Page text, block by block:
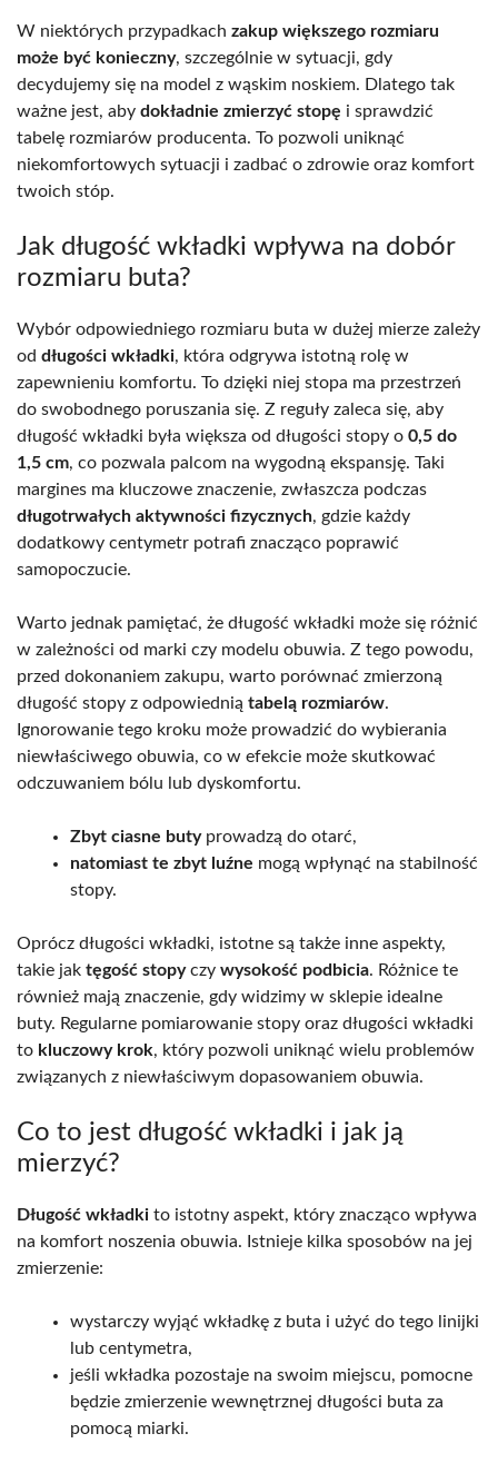
W niektórych przypadkach zakup większego rozmiaru
może być konieczny, szczególnie w sytuacji, gdy
decydujemy się na model z wąskim noskiem. Dlatego tak
ważne jest, aby dokładnie zmierzyć stopę i sprawdzić
tabelę rozmiarów producenta. To pozwoli uniknąć
niekomfortowych sytuacji i zadbać o zdrowie oraz komfort
twoich stóp.
Jak długość wkładki wpływa na dobór
rozmiaru buta?
Wybór odpowiedniego rozmiaru buta w dużej mierze zależy
od długości wkładki, która odgrywa istotną rolę w
zapewnieniu komfortu. To dzięki niej stopa ma przestrzeń
do swobodnego poruszania się. Z reguły zaleca się, aby
długość wkładki była większa od długości stopy o 0,5 do
1,5 cm, co pozwala palcom na wygodną ekspansję. Taki
margines ma kluczowe znaczenie, zwłaszcza podczas
długotrwałych aktywności fizycznych, gdzie każdy
dodatkowy centymetr potrafi znacząco poprawić
samopoczucie.
Warto jednak pamiętać, że długość wkładki może się różnić
w zależności od marki czy modelu obuwia. Z tego powodu,
przed dokonaniem zakupu, warto porównać zmierzoną
długość stopy z odpowiednią tabelą rozmiarów.
Ignorowanie tego kroku może prowadzić do wybierania
niewłaściwego obuwia, co w efekcie może skutkować
odczuwaniem bólu lub dyskomfortu.
Zbyt ciasne butyprowadzą do otarć,
natomiast te zbyt luźne mogą wpłynąć na stabilność
stopy.
Oprócz długości wkładki, istotne są także inne aspekty,
takie jak tęgość stopyczy wysokość podbicia. Różnice te
również mają znaczenie, gdy widzimy w sklepie idealne
buty. Regularne pomiarowanie stopy oraz długości wkładki
to kluczowy krok, który pozwoli uniknąć wielu problemów
związanych z niewłaściwym dopasowaniem obuwia.
Co to jest długość wkładki i jak ją
mierzyć?
Długość wkładki to istotny aspekt, który znacząco wpływa
na komfort noszenia obuwia. Istnieje kilka sposobów na jej
zmierzenie:
wystarczy wyjąć wkładkę z buta i użyć do tego linijki
lub centymetra,
jeśli wkładka pozostaje na swoim miejscu, pomocne
będzie zmierzenie wewnętrznej długości buta za
pomocą miarki.